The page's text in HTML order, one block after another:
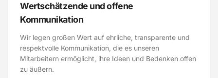
Wertschätzende und offene
Kommunikation
Wir legen großen Wert auf ehrliche, transparente und
respektvolle Kommunikation, die es unseren
Mitarbeitern ermöglicht, ihre Ideen und Bedenken offen
zu äußern.